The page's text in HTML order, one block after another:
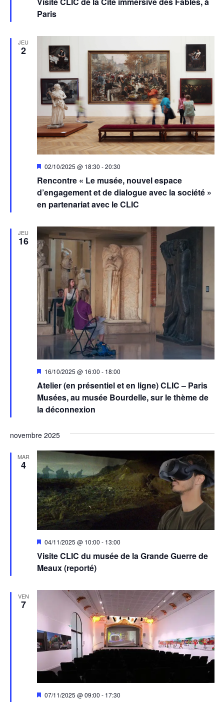
Paris
avant
JEU
2
Rencontre « Le musée, nouvel espace
d’engagement et de dialogue avec la société »
en partenariat avec le CLIC
Mis
avant
02/10/2025 @ 18:30 -20:30
JEU
16
Atelier (en présentiel et en ligne) CLIC – Paris
Musées, au musée Bourdelle, sur le thème de
la déconnexion
Mis
avant
16/10/2025 @ 16:00 - 18:00
novembre 2025
MAR
4
Visite CLIC du musée de la Grande Guerre de
Meaux (reporté)
Mis
avant
04/11/2025 @ 10:00 - 13:00
VEN
7
Mis
07/11/2025 @ 09:00 - 17:30